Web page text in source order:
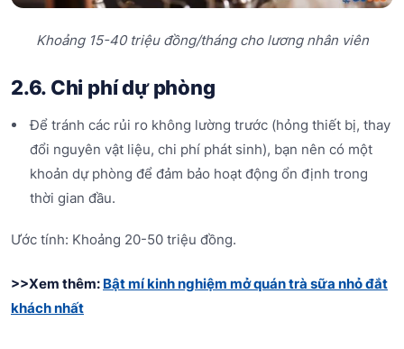
Khoảng 15-40 triệu đồng/tháng cho lương nhân viên
2.6. Chi phí dự phòng
Để tránh các rủi ro không lường trước (hỏng thiết bị, thay
đổi nguyên vật liệu, chi phí phát sinh), bạn nên có một
khoản dự phòng để đảm bảo hoạt động ổn định trong
thời gian đầu.
Ước tính: Khoảng 20-50 triệu đồng.
>>Xem thêm: Bật mí kinh nghiệm mở quán trà sữa nhỏ đắt
khách nhất